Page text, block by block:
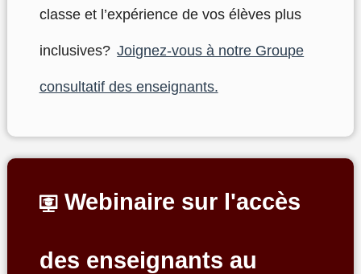
classe et l’expérience de vos élèves plus
inclusives? Joignez-vous à notre Groupe
consultatif des enseignants.
Webinaire sur l'accès
des enseignants au